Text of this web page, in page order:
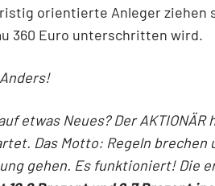
orientierte Anleger ziehen
360 Euro unterschritten wird.
etwas Neues? Der
Das Motto: Regeln
gehen. Es funktioniert! Die